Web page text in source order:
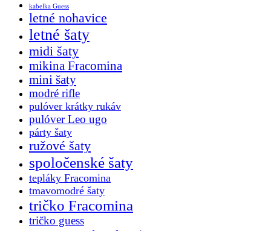
kabelka Guess
letné nohavice
letné šaty
midi šaty
mikina Fracomina
mini šaty
modré rifle
pulóver krátky rukáv
pulóver Leo ugo
párty šaty
ružové šaty
spoločenské šaty
tepláky Fracomina
tmavomodré šaty
tričko Fracomina
tričko guess